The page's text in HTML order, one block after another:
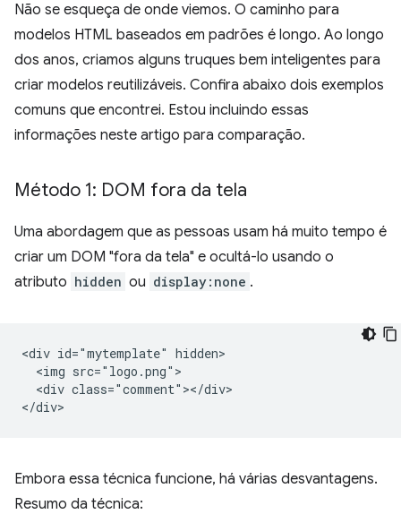
Não se esqueça de onde viemos. O caminho para
modelos HTML baseados em padrões é longo. Ao longo
dos anos, criamos alguns truques bem inteligentes para
criar modelos reutilizáveis. Confira abaixo dois exemplos
comuns que encontrei. Estou incluindo essas
informações neste artigo para comparação.
Método 1: DOM fora da tela
Uma abordagem que as pessoas usam há muito tempo é
criar um DOM "fora da tela" e ocultá-lo usando o
atributo hidden ou display:none .
<div id="mytemplate" hidden>
  <img src="logo.png">
  <div class="comment"></div>
Embora essa técnica funcione, há várias desvantagens.
Resumo da técnica: